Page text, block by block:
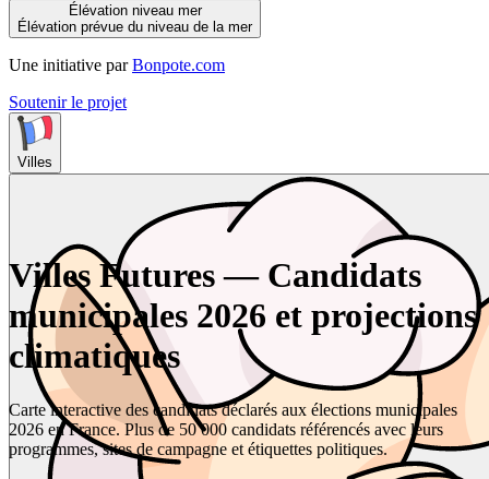
Élévation niveau mer
Élévation prévue du niveau de la mer
Une initiative par Bonpote.com
Soutenir le projet
Villes
Villes Futures — Candidats
municipales 2026 et projections
climatiques
Carte interactive des candidats déclarés aux élections municipales
2026 en France. Plus de 50 000 candidats référencés avec leurs
programmes, sites de campagne et étiquettes politiques.